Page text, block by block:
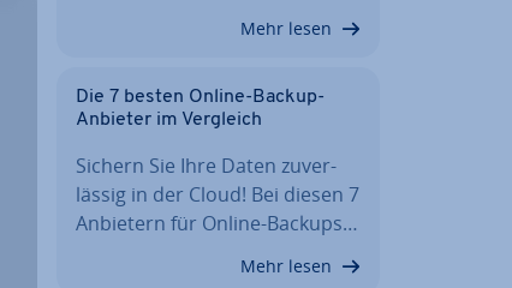
Mehr lesen
Die 7 besten Online-Backup-
Anbieter im Vergleich
Sichern Sie Ihre Daten zu­ver­
läs­sig in der Cloud! Bei diesen 7
Anbietern für Online-Backups…
Mehr lesen